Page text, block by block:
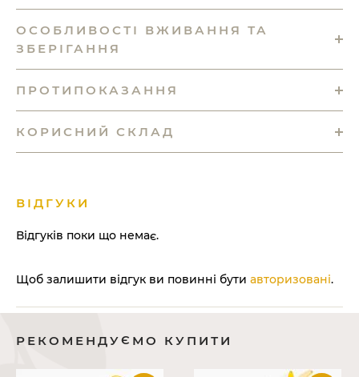
ОСОБЛИВОСТІ ВЖИВАННЯ ТА
ЗБЕРІГАННЯ
ПРОТИПОКАЗАННЯ
КОРИСНИЙ СКЛАД
ВІДГУКИ
Відгуків поки що немає.
Щоб залишити відгук ви повинні бути авторизовані.
РЕКОМЕНДУЄМО КУПИТИ